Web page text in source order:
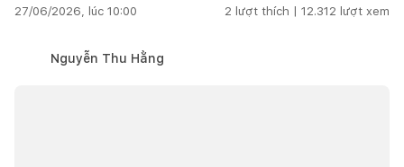
27/06/2026, lúc 10:00 2 lượt thích | 12.312 lượt xem
Nguyễn Thu Hằng